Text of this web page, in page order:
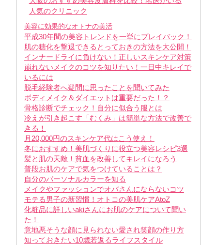
人気のクリニック
美容に効果的なオトナの美活
平成30年間の美容トレンドを一挙にプレイバック！
肌の糖化を撃退できるとっておきの方法を大公開！
インナードライに負けない！正しいスキンケア対策
崩れないメイクのコツを知りたい！一日中キレイで
いるには
脱毛経験者へ疑問に思ったことを聞いてみた
ボディメイク＆ダイエットは重要だった！？
骨格診断でチェック！自分に似合う服とは
冷えが引き起こす「むくみ」は簡単な方法で改善で
きる！
月20,000円のスキンケア代はこう使え！
冬におすすめ！美肌づくりに役立つ美容レシピ3選
髪と肌の天敵！貧血を改善してキレイになろう
普段お肌のケアで気をつけていることは？
自分のパーソナルカラーを知る
メイクやファッションでオバさんにならないコツ
モテる男子の新習慣！オトコの美肌ケアAtoZ
化粧品に詳しいakiさんにお肌のケアについて聞い
た！
意地悪そうな顔に見られない愛され笑顔の作り方
知っておきたい10歳若返るライフスタイル